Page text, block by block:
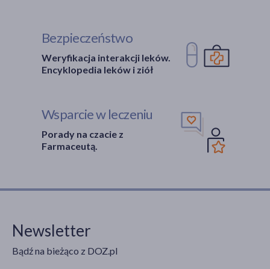
Bezpieczeństwo
Weryfikacja interakcji leków.
Encyklopedia leków i ziół
Wsparcie w leczeniu
Porady na czacie z
Farmaceutą.
Newsletter
Bądź na bieżąco z DOZ.pl